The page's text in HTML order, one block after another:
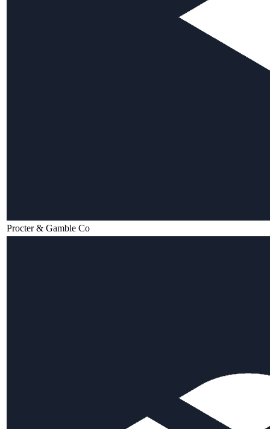
Procter & Gamble Co